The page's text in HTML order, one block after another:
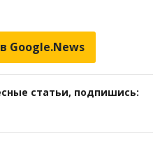
Google.News
статьи, подпишись: